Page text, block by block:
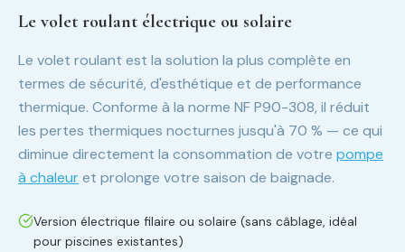
Le volet roulant électrique ou solaire
Le volet roulant est la solution la plus complète en
termes de sécurité, d'esthétique et de performance
thermique. Conforme à la norme NF P90-308, il réduit
les pertes thermiques nocturnes jusqu'à 70 % — ce qui
diminue directement la consommation de votre pompe
à chaleuret prolonge votre saison de baignade.
Version électrique filaire ou solaire (sans câblage, idéal
pour piscines existantes)